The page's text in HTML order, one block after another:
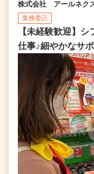
株式会社 アールネク
業務委託
【未経験歓迎】
仕事♪細やかなサ